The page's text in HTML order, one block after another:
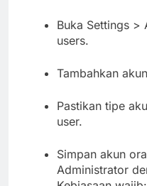
Buka Settings >
users.
Tambahkan
Pastikan tipe
user.
Simpan akun
Administrator